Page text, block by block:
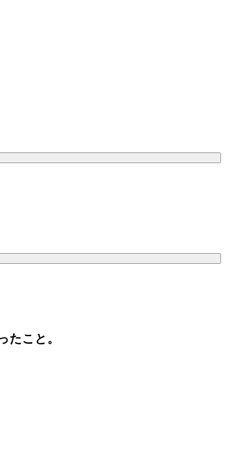
こと。